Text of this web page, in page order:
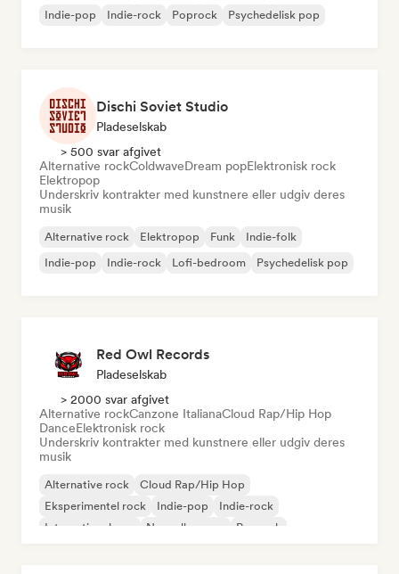
Indie-pop
Indie-rock Poprock Psychedelisk pop
Dischi Soviet Studio
Pladeselskab
> 500 svar afgivet
Alternative rockColdwaveDream popElektronisk rock
Elektropop
Underskriv kontrakter med kunstnere eller udgiv deres
musik
Alternative rock Elektropop Funk
Indie-folk
Indie-pop
Indie-rock Lofi-bedroom Psychedelisk pop
Red Owl Records
Pladeselskab
> 2000 svar afgivet
Alternative rockCanzone ItalianaCloud Rap/Hip Hop
DanceElektronisk rock
Underskriv kontrakter med kunstnere eller udgiv deres
musik
Alternative rock
Cloud Rap/Hip Hop
Eksperimentel rock
Indie-pop
Indie-rock
International pop
Nouvelle scene Poprock